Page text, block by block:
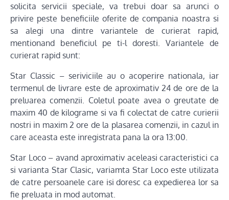
solicita servicii speciale, va trebui doar sa arunci o
privire peste beneficiile oferite de compania noastra si
sa alegi una dintre variantele de curierat rapid,
mentionand beneficiul pe ti-l doresti. Variantele de
curierat rapid sunt:
Star Classic – seriviciile au o acoperire nationala, iar
termenul de livrare este de aproximativ 24 de ore de la
preluarea comenzii. Coletul poate avea o greutate de
maxim 40 de kilograme si va fi colectat de catre curierii
nostri in maxim 2 ore de la plasarea comenzii, in cazul in
care aceasta este inregistrata pana la ora 13:00.
Star Loco – avand aproximativ aceleasi caracteristici ca
si varianta Star Clasic, variamta Star Loco este utilizata
de catre persoanele care isi doresc ca expedierea lor sa
fie preluata in mod automat.